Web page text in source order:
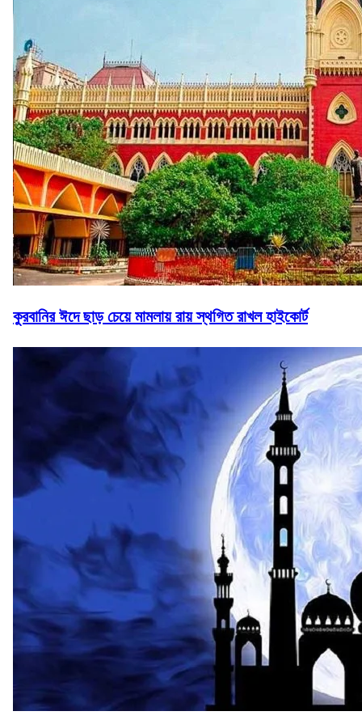
কুরবানির ঈদে ছাড় চেয়ে মামলায় রায় স্থগিত রাখল হাইকোর্ট